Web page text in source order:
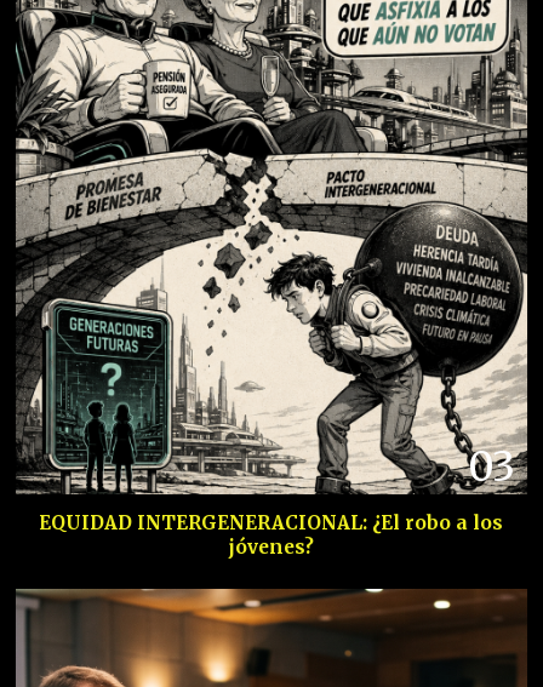
03
EQUIDAD INTERGENERACIONAL: ¿El robo a los
jóvenes?